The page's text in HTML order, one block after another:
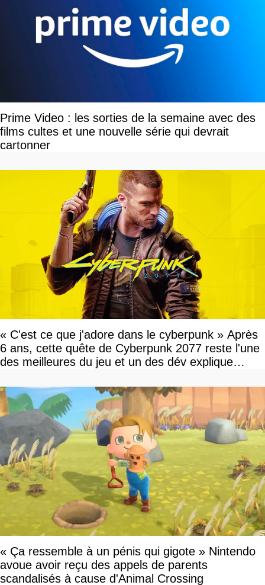
Prime Video : les sorties de la semaine avec des
films cultes et une nouvelle série qui devrait
cartonner
« C'est ce que j'adore dans le cyberpunk » Après
6 ans, cette quête de Cyberpunk 2077 reste l'une
des meilleures du jeu et un des dév explique
« Ça ressemble à un pénis qui gigote » Nintendo
avoue avoir reçu des appels de parents
scandalisés à cause d'Animal Crossing